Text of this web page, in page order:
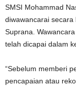
SMSI Mohammad
diwawancarai
Suprana.
telah dicapai dalam
“Sebelum memberi
pencapaian atau